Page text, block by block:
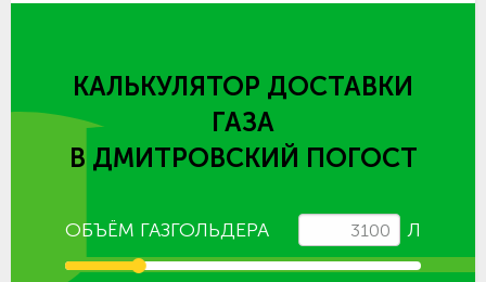
КАЛЬКУЛЯТОР ДОСТАВКИ
ГАЗА
В ДМИТРОВСКИЙ ПОГОСТ
ОБЪЁМ ГАЗГОЛЬДЕРА Л